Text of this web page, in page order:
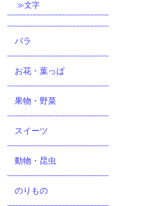
≫文字
バラ
お花・葉っぱ
果物・野菜
スイーツ
動物・昆虫
のりもの